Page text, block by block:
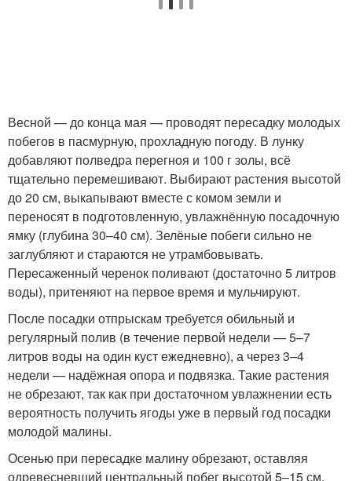
Весной — до конца мая — проводят пересадку молодых
побегов в пасмурную, прохладную погоду. В лунку
добавляют полведра перегноя и 100 г золы, всё
тщательно перемешивают. Выбирают растения высотой
до 20 см, выкапывают вместе с комом земли и
переносят в подготовленную, увлажнённую посадочную
ямку (глубина 30–40 см). Зелёные побеги сильно не
заглубляют и стараются не утрамбовывать.
Пересаженный черенок поливают (достаточно 5 литров
воды), притеняют на первое время и мульчируют.
После посадки отпрыскам требуется обильный и
регулярный полив (в течение первой недели — 5–7
литров воды на один куст ежедневно), а через 3–4
недели — надёжная опора и подвязка. Такие растения
не обрезают, так как при достаточном увлажнении есть
вероятность получить ягоды уже в первый год посадки
молодой малины.
Осенью при пересадке малину обрезают, оставляя
одревесневший центральный побег высотой 5–15 см.